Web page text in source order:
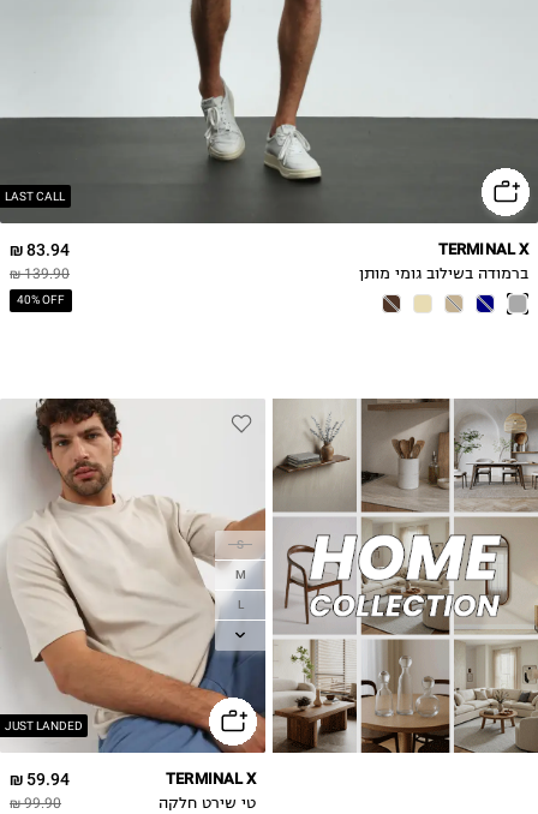
LAST CALL
83.94 ₪
139.90 ₪
40% OFF
TERMINAL X
ברמודה בשילוב גומי מותן
JUST LANDED
S
M
L
XL
2XL
59.94 ₪
99.90 ₪
TERMINAL X
טי שירט חלקה